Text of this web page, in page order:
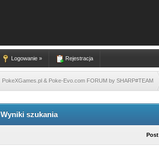
Logowanie » Rejestracja
PokeXGames.pl & Poke-Evo.com FORUM by SHARP#TEAM
Wyniki szukania
Post